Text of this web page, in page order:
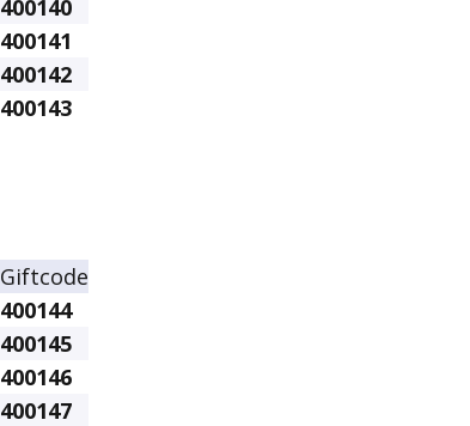
400140
400141
400142
400143
Giftcode
400144
400145
400146
400147